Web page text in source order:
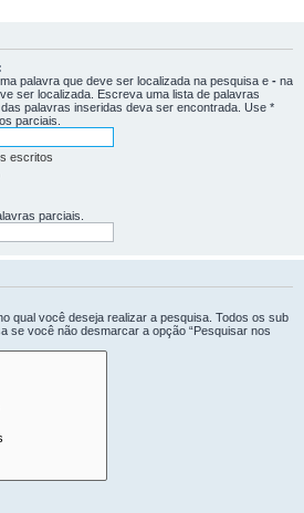
palavra que deve ser localizada na pesquisa e - na
ser localizada. Escreva uma lista de palavras
palavras inseridas deva ser encontrada. Use *
parciais.
escritos
parciais.
qual você deseja realizar a pesquisa. Todos os sub
se você não desmarcar a opção “Pesquisar nos